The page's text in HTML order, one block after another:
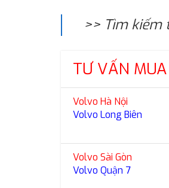
>> Tìm kiếm
TƯ VẤN
Volvo Hà Nội
Volvo Long Biên
Volvo Sài Gòn
Volvo Quận 7